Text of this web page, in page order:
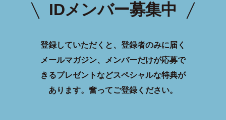
IDメンバー募集中
登録していただくと、登録者のみに届く
メールマガジン、メンバーだけが応募で
きるプレゼントなどスペシャルな特典が
あります。 奮ってご登録ください。